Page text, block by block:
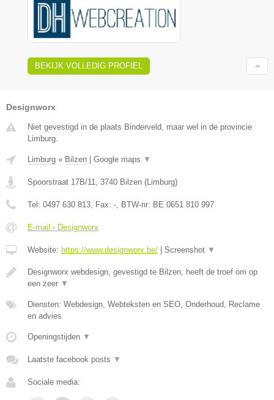
BEKIJK VOLLEDIG PROFIEL
Designworx
Niet gevestigd in de plaats Binderveld, maar wel in de provincie
Limburg.
Limburg » Bilzen Google maps ▼
Spoorstraat 17B/11, 3740 Bilzen (Limburg)
Tel: 0497 630 813, Fax: -, BTW-nr: BE 0651 810 997
E-mail › Designworx
Website: https://www.designworx.be/ Screenshot ▼
Designworx webdesign, gevestigd te Bilzen, heeft de troef om op
een zeer ▼
Diensten: Webdesign, Webteksten en SEO, Onderhoud, Reclame
en advies
Openingstijden ▼
Laatste facebook posts ▼
Sociale media: